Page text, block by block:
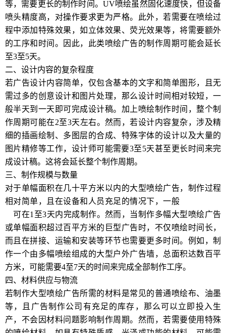
等，需要更长的制作时间。UV喷绘虽然固化速度快，但设备
喷头精度高，对操作要求更为严格。此外，若需要在喷绘过
程中添加特殊效果，如立体效果、荧光效果等，将需要额外
的工序和时间。因此，此类喷绘广告的制作周期可能会延长
至3至5天。
二、设计内容的复杂程度
若广告设计内容简单，仅包含基本的文字和简单图形，且无
需过多的创意设计和图片处理，那么设计时间相对较短，一
般半天到一天即可完成设计稿。加上喷绘制作时间，整个制
作周期可能在2至3天左右。然而，若设计内容复杂，涉及精
细的插画绘制、多图层的合成、特殊字体的设计以及大量的
图片精修等工作，设计师可能需要3至5天甚至更长时间来完
成设计稿。这将会延长整个制作周期。
三、制作规模与数量
对于单幅面积在几十平方米以内的大型喷绘广告，制作过程
相对简单，且在设备和人员充足的情况下，一般
绘可在1至3天内完成制作。然而，当制作多幅大型喷绘广告
或单幅面积超过百平方米的巨型广告时，不仅喷绘时间长，
而且在拼接、运输和安装等环节也需要更多时间。例如，制
作一个由多幅喷绘组成的大型户外广告墙，总面积达数百平
方米，可能需要4至7天的时间来完成全部制作工序。
四、材料供应与物流
若制作大型喷绘广告所需的材料是常见的普通喷绘布、油墨
等，且广告制作公司有充足的库存，那么可以立即投入生
产，不会因材料问题影响制作周期。然而，若需要使用特殊